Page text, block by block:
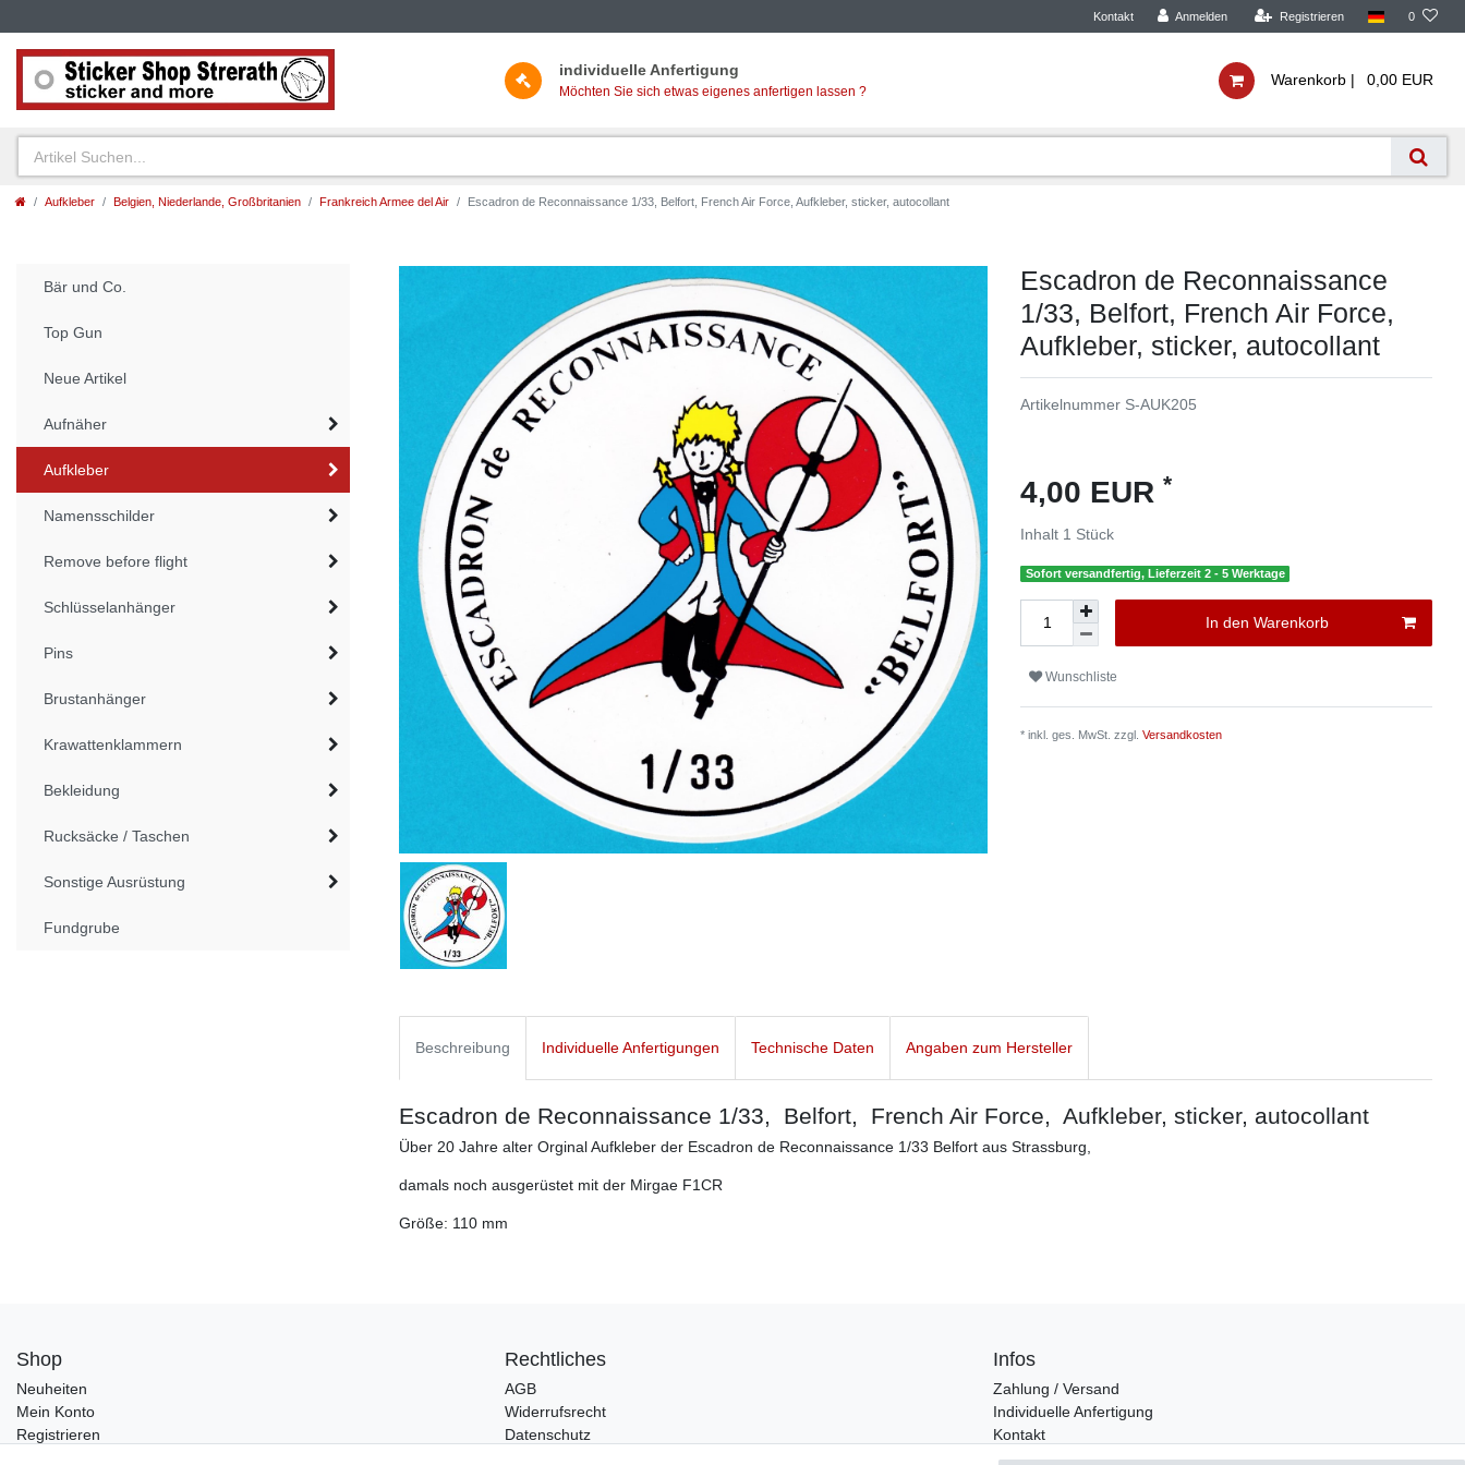
Kontakt Anmelden Registrieren 0
individuelle Anfertigung
Möchten Sie sich etwas eigenes anfertigen lassen ?
Warenkorb | 0,00 EUR
Aufkleber Belgien, Niederlande, Großbritanien Frankreich Armee del Air Escadron de Reconnaissance 1/33, Belfort, French Air Force, Aufkleber, sticker, autocollant
Bär und Co.
Top Gun
Neue Artikel
Aufnäher
Aufkleber
Namensschilder
Remove before flight
Schlüsselanhänger
Pins
Brustanhänger
Krawattenklammern
Bekleidung
Rucksäcke / Taschen
Sonstige Ausrüstung
Fundgrube
Escadron de Reconnaissance
1/33, Belfort, French Air Force,
Aufkleber, sticker, autocollant
Artikelnummer S-AUK205
4,00 EUR *
Inhalt 1 Stück
Sofort versandfertig, Lieferzeit 2 - 5 Werktage
In den Warenkorb
Wunschliste
* inkl. ges. MwSt. zzgl.Versandkosten
Beschreibung Individuelle Anfertigungen Technische Daten Angaben zum Hersteller
Escadron de Reconnaissance 1/33, Belfort, French Air Force, Aufkleber, sticker, autocollant
Über 20 Jahre alter Orginal Aufkleber der Escadron de Reconnaissance 1/33 Belfort aus Strassburg,
damals noch ausgerüstet mit der Mirgae F1CR
Größe: 110 mm
Shop
Neuheiten
Mein Konto
Registrieren
Rechtliches
AGB
Widerrufsrecht
Datenschutz
Infos
Zahlung / Versand
Individuelle Anfertigung
Kontakt